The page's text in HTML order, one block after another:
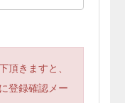
頂きますと、
登録確認メー